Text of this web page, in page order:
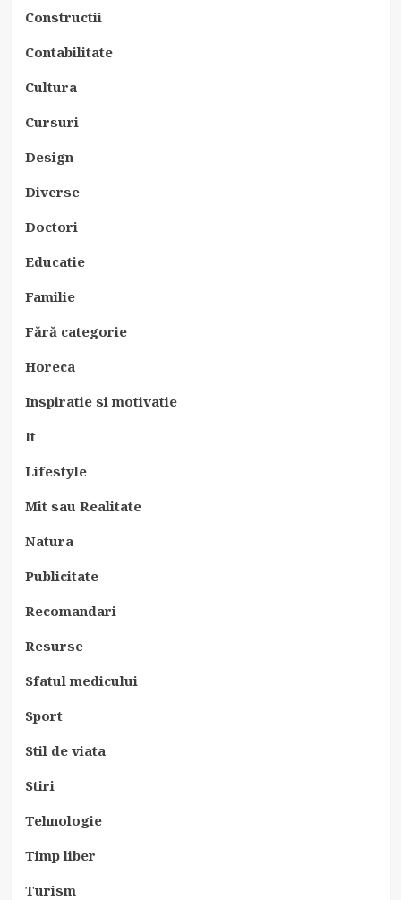
Constructii
Contabilitate
Cultura
Cursuri
Design
Diverse
Doctori
Educatie
Familie
Fără categorie
Horeca
Inspiratie si motivatie
It
Lifestyle
Mit sau Realitate
Natura
Publicitate
Recomandari
Resurse
Sfatul medicului
Sport
Stil de viata
Stiri
Tehnologie
Timp liber
Turism